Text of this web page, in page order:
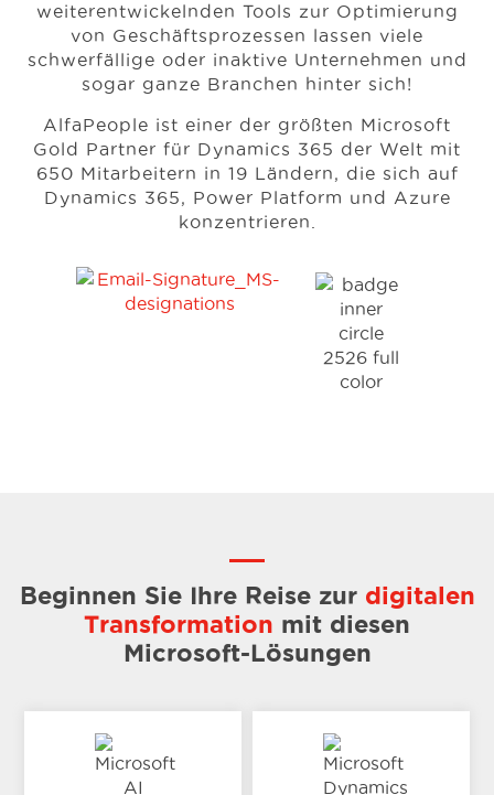
weiterentwickelnden Tools zur Optimierung
von Geschäftsprozessen lassen viele
schwerfällige oder inaktive Unternehmen und
sogar ganze Branchen hinter sich!
AlfaPeople ist einer der größten Microsoft
Gold Partner für Dynamics 365 der Welt mit
650 Mitarbeitern in 19 Ländern, die sich auf
Dynamics 365, Power Platform und Azure
konzentrieren.
Beginnen Sie Ihre Reise zur digitalen
Transformation mit diesen
Microsoft-Lösungen
Über uns